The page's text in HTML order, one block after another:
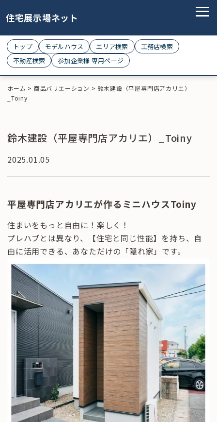
住宅展示場ネット
トップ モデルハウス エリア検索
工務店検索
不動産検索
参加企業様 専用ページ
ホーム > 商品バリエーション > 鈴木建設（平屋専門店アカリエ）
_Toiny
鈴木建設（平屋専門店アカリエ）_Toiny
2025.01.05
平屋専門店アカリエが作るミニハウスToiny
住まいをもっと自由に！楽しく！
プレハブとは異なり、【住宅と同じ性能】を持ち、自
由に活用できる、あなただけの「隠れ家」です。